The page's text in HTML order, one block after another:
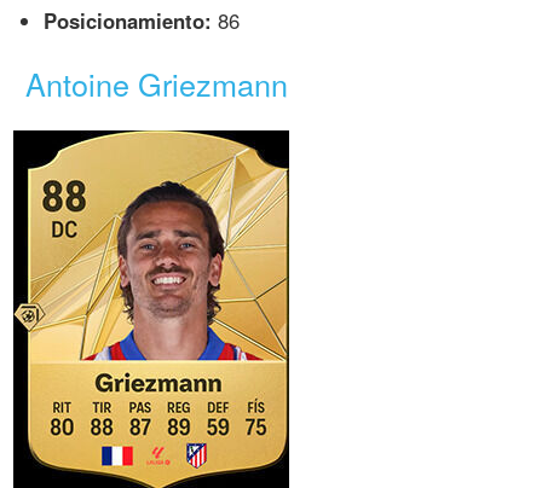
Posicionamiento: 86
Antoine Griezmann